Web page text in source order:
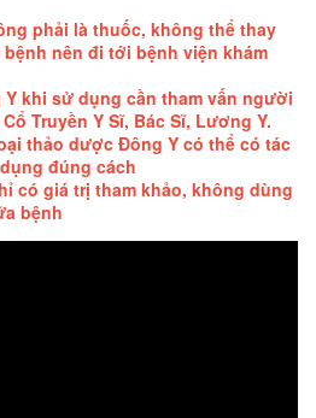
phải là thuốc, không thể thay
nên đi tới bệnh viện khám
khi sử dụng cần tham vấn người
Truyền Y Sĩ, Bác Sĩ, Lương Y.
thảo dược Đông Y có thể có tác
đúng cách
có giá trị tham khảo, không dùng
bệnh